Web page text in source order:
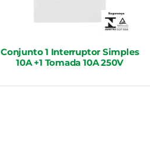
Conjunto 1 Interruptor Simples
10A +1 Tomada 10A 250V